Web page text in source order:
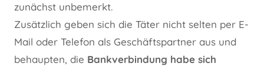
zunächst unbemerkt.
Zusätzlich geben sich die Täter nicht selten per E-
Mail oder Telefon als Geschäftspartner aus und
behaupten, die Bankverbindung habe sich